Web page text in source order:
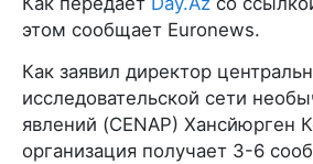
этом сообщает Euronews.
Как заявил директор
исследовательской сети
явлений (CENAP) Хансйюрген
организация получает 3-6